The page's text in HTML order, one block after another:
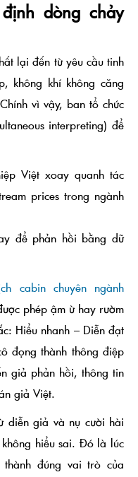
dòng chảy
lại đến từ yêu cầu tinh
không khí không căng
vì vậy, ban tổ chức
interpreting) để
Việt xoay quanh tác
prices trong ngành
để phản hồi bằng dữ
cabin chuyên ngành
phép ậm ừ hay rườm
Hiểu nhanh – Diễn đạt
đọng thành thông điệp
giả phản hồi, thông tin
giả Việt.
diễn giả và nụ cười hài
hiểu sai. Đó là lúc
đúng vai trò của